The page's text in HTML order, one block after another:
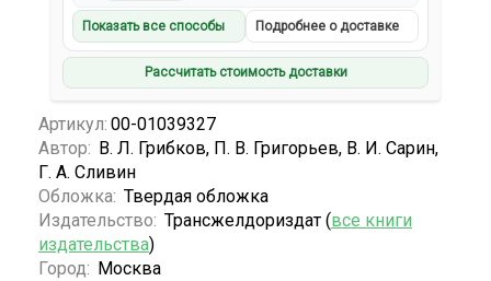
Показать все способы Подробнее о доставке
Рассчитать стоимость доставки
Артикул: 00-01039327
Автор: В. Л. Грибков, П. В. Григорьев, В. И. Сарин,
Г. А. Сливин
Обложка: Твердая обложка
Издательство: Трансжелдориздат (все книги
издательства)
Город: Москва